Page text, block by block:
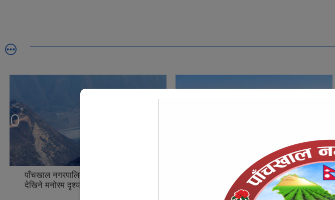
पाँचखाल नगरपालिका – १३,कोशिदेखाबाट
देखिने मनोरम दृश्य, २०७५/०९/०५
पाँचखाल नगरपालिका – १३,कोशिदेखाबाट
देखिने मनोरम दृश्य, २०७५/०९/०५